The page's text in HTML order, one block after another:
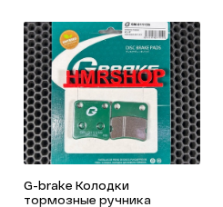
G-brake Колодки
тормозные ручника